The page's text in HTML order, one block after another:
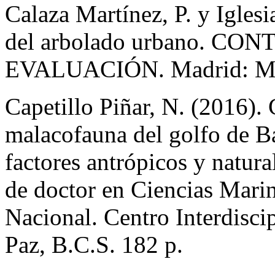
Calaza Martínez, P. y
del arbolado urbano.
EVALUACIÓN. Madrid:
Capetillo Piñar, N. (2016).
malacofauna del golfo de
factores antrópicos y
de doctor en Ciencias
Nacional. Centro
Paz, B.C.S. 182 p.